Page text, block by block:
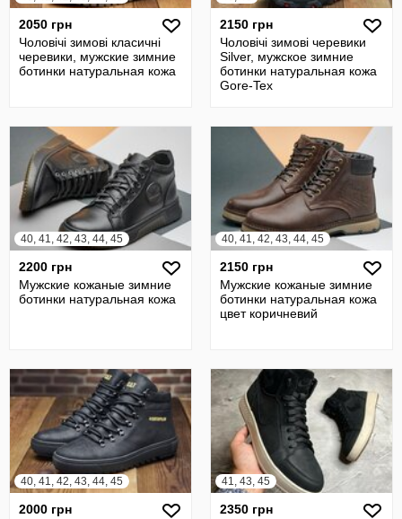
2050 грн
Чоловічі зимові класичні
черевики, мужские зимние
ботинки натуральная кожа
2150 грн
Чоловічі зимові черевики
Silver, мужское зимние
ботинки натуральная кожа
Gore-Tex
40, 41, 42, 43, 44, 45
2200 грн
Мужские кожаные зимние
ботинки натуральная кожа
40, 41, 42, 43, 44, 45
2150 грн
Мужские кожаные зимние
ботинки натуральная кожа
цвет коричневий
40, 41, 42, 43, 44, 45
2000 грн
41, 43, 45
2350 грн